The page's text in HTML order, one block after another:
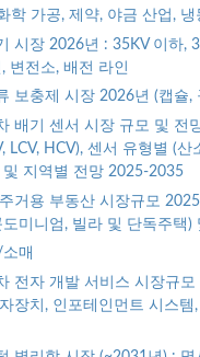
학 가공, 제약, 야금 산업, 냉
시장 2026년 : 35KV 이하,
변전소, 배전 라인
보충제 시장 2026년 (캡슐,
배기 센서 시장 규모 및 전
LCV, HCV), 센서 유형별 (산
및 지역별 전망 2025-2035
거용 부동산 시장규모
미니엄, 빌라 및 단독주택)
매
전자 개발 서비스 시장규
장치, 인포테인먼트 시스템